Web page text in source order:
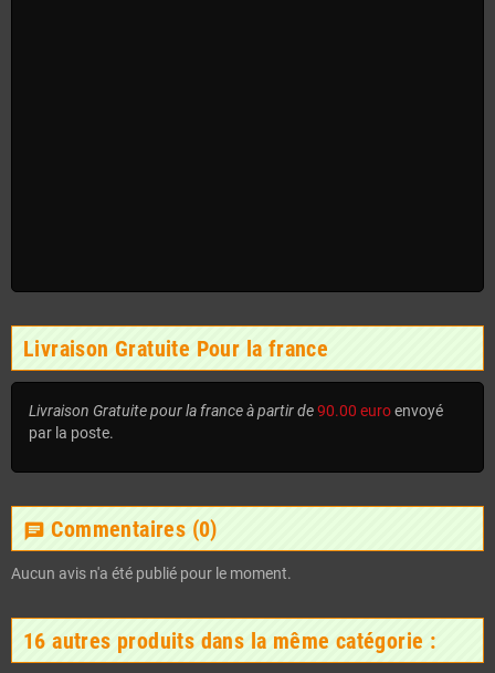
Livraison Gratuite Pour la france
Livraison Gratuite pour la france à partir de90.00 euroenvoyé
par la poste.
chat Commentaires (0)
Aucun avis n'a été publié pour le moment.
16 autres produits dans la même catégorie :